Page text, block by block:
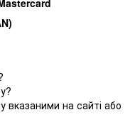
на сайті або